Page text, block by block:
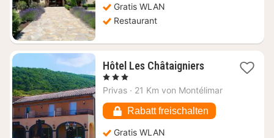
90
€
Gratis WLAN
Restaurant
Hôtel Les Châtaigniers1
ab
€
, 3 Sterne
Privas · 21 Km von Montélimar
Rabatt freischalten
Gratis WLAN